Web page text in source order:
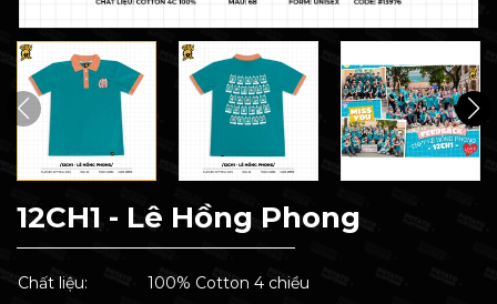
12CH1 - Lê Hồng Phong
Chất liệu: 100% Cotton 4 chiều